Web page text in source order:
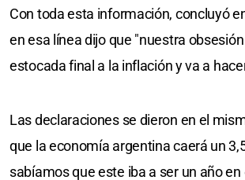
Con toda esta información, concluyó
en esa línea dijo que "nuestra
estocada final a la inflación y va a
Las declaraciones se dieron en el
que la economía argentina caerá un
sabíamos que este iba a ser un año